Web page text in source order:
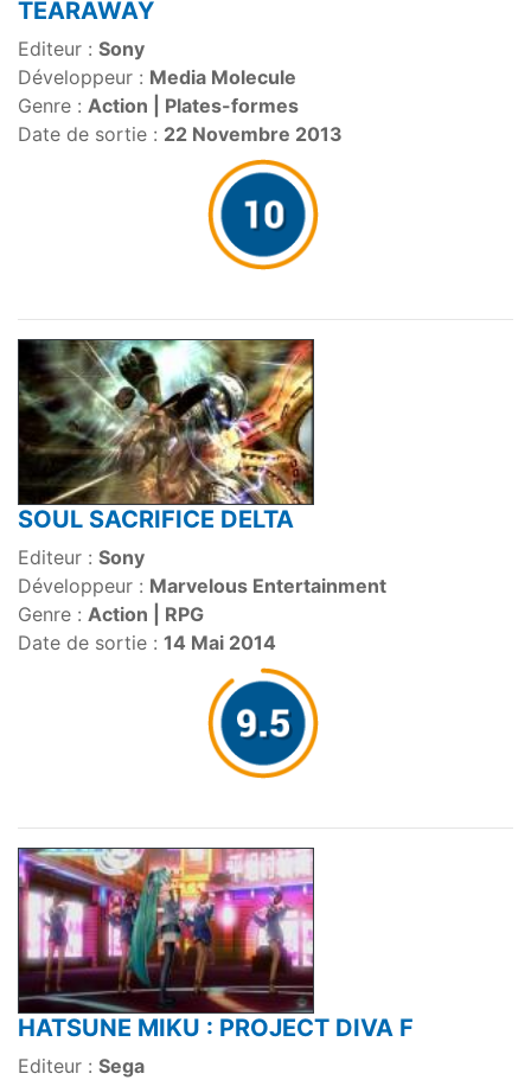
TEARAWAY
Editeur : Sony
Développeur : Media Molecule
Genre : Action | Plates-formes
Date de sortie : 22 Novembre 2013
SOUL SACRIFICE DELTA
Editeur : Sony
Développeur : Marvelous Entertainment
Genre : Action | RPG
Date de sortie : 14 Mai 2014
HATSUNE MIKU : PROJECT DIVA F
Editeur : Sega